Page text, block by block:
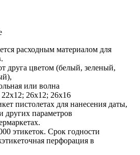
расходным материалом для
друга цветом (белый, зеленый,
или волна
26x12; 26x16
пистолетах для нанесения даты,
других параметров
этикеток. Срок годности
перфорация в